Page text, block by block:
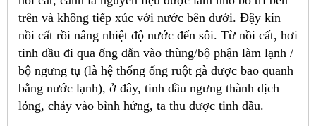
trên và không tiếp xúc với nước bên dưới. Đậy kín
nồi cất rồi nâng nhiệt độ nước đến sôi. Từ nồi cất, hơi
tinh dầu đi qua ống dẫn vào thùng/bộ phận làm lạnh /
bộ ngưng tụ (là hệ thống ống ruột gà được bao quanh
bằng nước lạnh), ở đây, tinh dầu ngưng thành dịch
lỏng, chảy vào bình hứng, ta thu được tinh dầu.